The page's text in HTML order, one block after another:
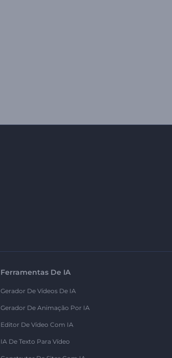
Ferramentas De IA
Gerador De Vídeos De IA
Gerador De Animação Por IA
Editor De Vídeo Com IA
IA De Texto Para Vídeo